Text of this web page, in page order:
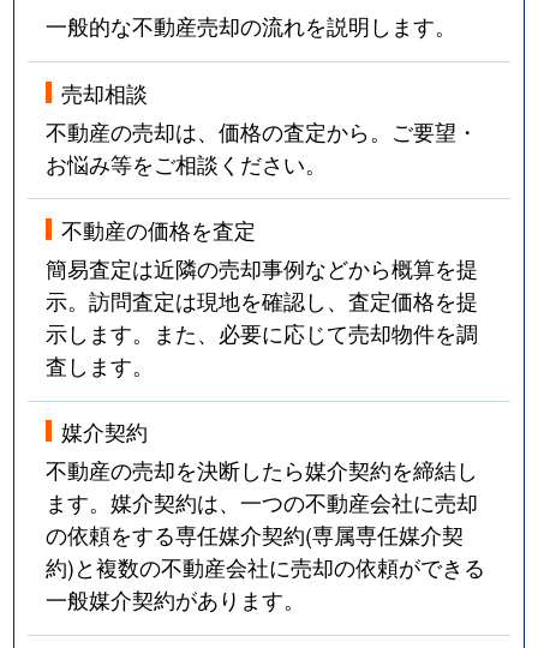
一般的な不動産売却の流れを説明します。
売却相談
不動産の売却は、価格の査定から。ご要望・
お悩み等をご相談ください。
不動産の価格を査定
簡易査定は近隣の売却事例などから概算を提
示。訪問査定は現地を確認し、査定価格を提
示します。また、必要に応じて売却物件を調
査します。
媒介契約
不動産の売却を決断したら媒介契約を締結し
ます。媒介契約は、一つの不動産会社に売却
の依頼をする専任媒介契約(専属専任媒介契
約)と複数の不動産会社に売却の依頼ができる
一般媒介契約があります。